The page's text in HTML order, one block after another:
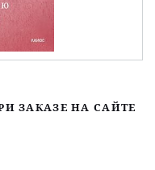
ЗАКАЗЕ НА САЙТЕ